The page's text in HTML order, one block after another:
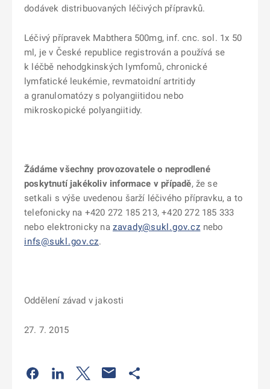
dodávek distribuovaných léčivých přípravků.
Léčivý přípravek Mabthera 500mg, inf. cnc. sol. 1x 50
ml, je v České republice registrován a používá se
k léčbě nehodgkinských lymfomů, chronické
lymfatické leukémie, revmatoidní artritidy
a granulomatózy s polyangiitidou nebo
mikroskopické polyangiitidy.
Žádáme všechny provozovatele o neprodlené
poskytnutí jakékoliv informace v případě, že se
setkali s výše uvedenou šarží léčivého přípravku, a to
telefonicky na +420 272 185 213, +420 272 185 333
nebo elektronicky na zavady@sukl.gov.cz nebo
infs@sukl.gov.cz.
Oddělení závad v jakosti
27. 7. 2015
Odkaz se otevře na nové kartě
Odkaz se otevře na nové kartě
Odkaz se otevře na nové kartě